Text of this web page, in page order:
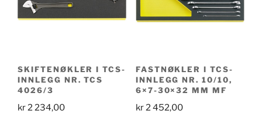
SKIFTENØKLER I TCS-
INNLEGG NR. TCS
4026/3
kr2 234,00
FASTNØKLER I TCS-
INNLEGG NR. 10/10,
6×7-30×32 MM MF
kr2 452,00